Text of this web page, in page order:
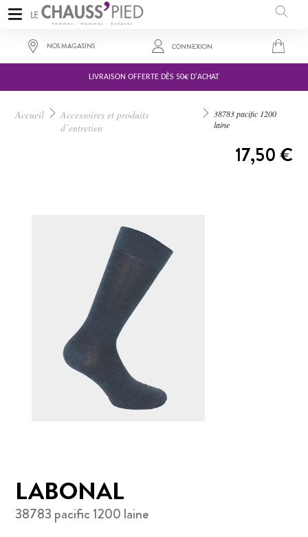
LIVRAISON OFFERTE DÈS 50€ D'ACHAT
NOS MAGASINS CONNEXION
Accueil
Accessoires et produits
d’entretien
38783 pacific 1200
laine
LABONAL
38783 pacific 1200 laine
17,50 €